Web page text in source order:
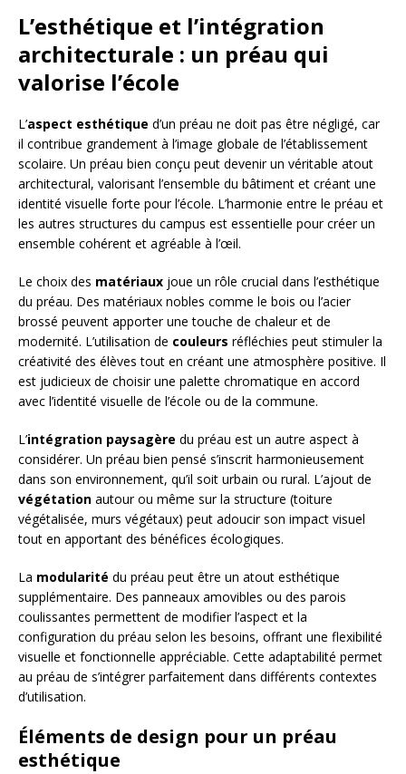
L’esthétique et l’intégration
architecturale : un préau qui
valorise l’école
L’aspect esthétique d’un préau ne doit pas être négligé, car
il contribue grandement à l’image globale de l’établissement
scolaire. Un préau bien conçu peut devenir un véritable atout
architectural, valorisant l’ensemble du bâtiment et créant une
identité visuelle forte pour l’école. L’harmonie entre le préau et
les autres structures du campus est essentielle pour créer un
ensemble cohérent et agréable à l’œil.
Le choix des matériaux joue un rôle crucial dans l’esthétique
du préau. Des matériaux nobles comme le bois ou l’acier
brossé peuvent apporter une touche de chaleur et de
modernité. L’utilisation de couleurs réfléchies peut stimuler la
créativité des élèves tout en créant une atmosphère positive. Il
est judicieux de choisir une palette chromatique en accord
avec l’identité visuelle de l’école ou de la commune.
L’intégration paysagère du préau est un autre aspect à
considérer. Un préau bien pensé s’inscrit harmonieusement
dans son environnement, qu’il soit urbain ou rural. L’ajout de
végétation autour ou même sur la structure (toiture
végétalisée, murs végétaux) peut adoucir son impact visuel
tout en apportant des bénéfices écologiques.
La modularité du préau peut être un atout esthétique
supplémentaire. Des panneaux amovibles ou des parois
coulissantes permettent de modifier l’aspect et la
configuration du préau selon les besoins, offrant une flexibilité
visuelle et fonctionnelle appréciable. Cette adaptabilité permet
au préau de s’intégrer parfaitement dans différents contextes
d’utilisation.
Éléments de design pour un préau
esthétique